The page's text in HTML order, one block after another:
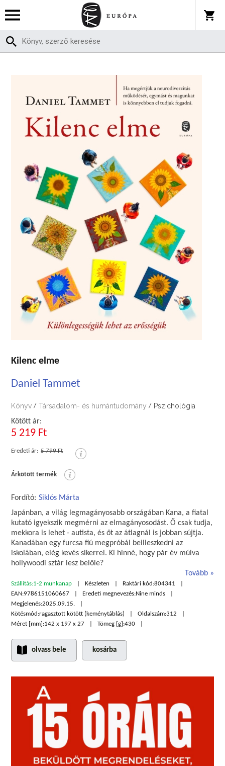
Kilenc elme
Daniel Tammet
Könyv / Társadalom- és humántudomány / Pszichológia
Kötött ár:
5 219 Ft
Eredeti ár: 5 799 Ft
Árkötött termék
Fordító: Siklós Márta
Japánban, a világ legmagányosabb országában Kana, a fiatal
kutató igyekszik megmérni az elmagányosodást. Ő csak tudja,
mekkora is lehet - autista, és őt az átlagnál is jobban sújtja.
Kanadában egy furcsa fiú megpróbál beilleszkedni az
iskolában, elég kevés sikerrel. Ki hinné, hogy pár év múlva
hollywoodi sztár lesz belőle?
Tovább
Szállítás:1-2 munkanap Készleten Raktári kód:804341
EAN:9786151060667 Eredeti megnevezés:Nine minds
Megjelenés:2025.09.15.
Kötésmód:ragasztott kötött (keménytáblás) Oldalszám:312
Méret [mm]:142 x 197 x 27 Tömeg [g]:430
olvass bele kosárba